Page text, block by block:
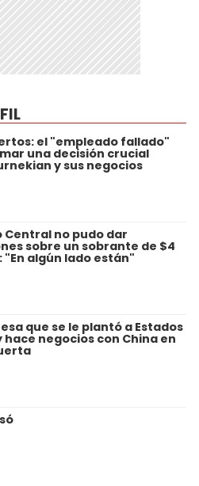
el "empleado fallado"
una decisión crucial
y sus negocios
Central no pudo dar
sobre un sobrante de $4
"En algún lado están"
que se le plantó a Estados
hace negocios con China en